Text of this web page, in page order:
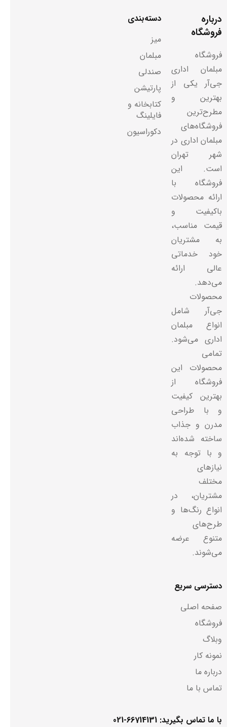
درباره
فروشگاه
فروشگاه
مبلمان اداری
جی‌آر یکی از
بهترین و
مطرح‌ترین
فروشگاه‌های
مبلمان اداری در
شهر تهران
است. این
فروشگاه با
ارائه محصولات
باکیفیت و
قیمت مناسب،
به مشتریان
خود خدماتی
عالی ارائه
می‌دهد.
محصولات
جی‌آر شامل
انواع مبلمان
اداری می‌شود.
تمامی
محصولات این
فروشگاه از
بهترین کیفیت
و با طراحی
مدرن و جذاب
ساخته شده‌اند
و با توجه به
نیازهای
مختلف
مشتریان، در
انواع رنگ‌ها و
طرح‌های
متنوع عرضه
می‌شوند.
دسته‌بندی
میز
مبلمان
صندلی
پارتیشن
کتابخانه و
فایلینگ
دکوراسیون
دسترسی سریع
صفحه اصلی
فروشگاه
وبلاگ
نمونه کار
درباره ما
تماس با ما
با ما تماس بگیرید: 66714131-021